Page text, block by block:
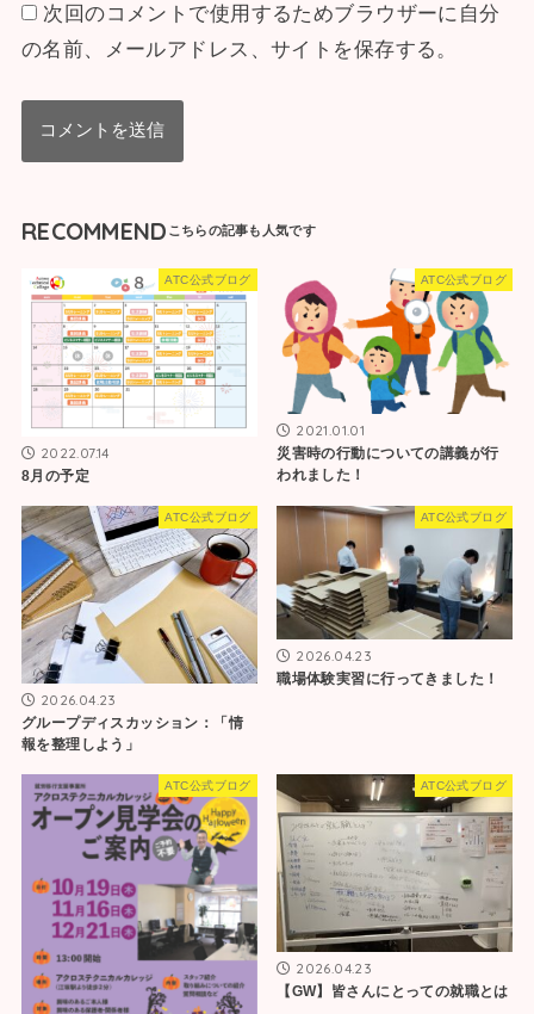
次回のコメントで使用するためブラウザーに自分
の名前、メールアドレス、サイトを保存する。
RECOMMEND
ATC公式ブログ
2022.07.14
8月の予定
ATC公式ブログ
2021.01.01
災害時の行動についての講義が行
われました！
ATC公式ブログ
2026.04.23
グループディスカッション：「情
報を整理しよう」
ATC公式ブログ
2026.04.23
職場体験実習に行ってきました！
ATC公式ブログ ATC公式ブログ
2026.04.23
【GW】皆さんにとっての就職とは